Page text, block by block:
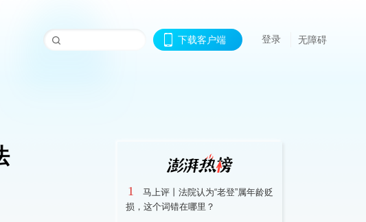
下载客户端 登录 无障碍
1
马上评丨法院认为“老登”属年龄贬
损，这个词错在哪里？